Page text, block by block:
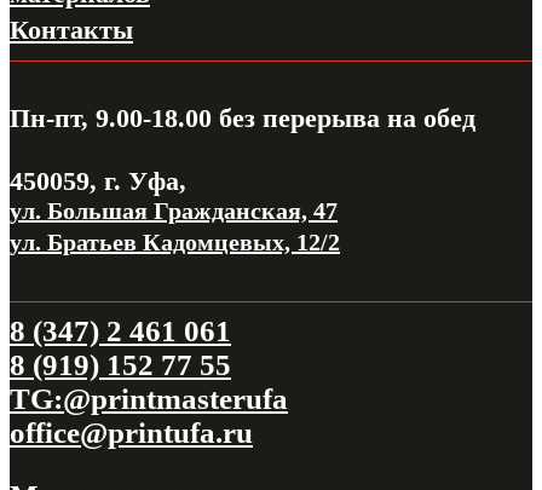
Контакты
Пн-пт, 9.00-18.00 без перерыва на обед
450059, г. Уфа,
ул. Большая Гражданская, 47
ул. Братьев Кадомцевых, 12/2
8 (347) 2 461 061
8 (919) 152 77 55
TG:@printmasterufa
office@printufa.ru